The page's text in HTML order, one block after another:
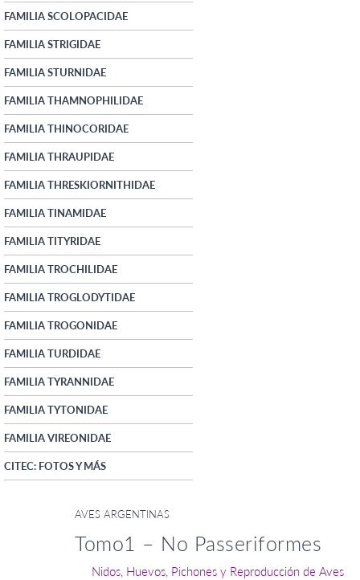
FAMILIA SCOLOPACIDAE
FAMILIA STRIGIDAE
FAMILIA STURNIDAE
FAMILIA THAMNOPHILIDAE
FAMILIA THINOCORIDAE
FAMILIA THRAUPIDAE
FAMILIA THRESKIORNITHIDAE
FAMILIA TINAMIDAE
FAMILIA TITYRIDAE
FAMILIA TROCHILIDAE
FAMILIA TROGLODYTIDAE
FAMILIA TROGONIDAE
FAMILIA TURDIDAE
FAMILIA TYRANNIDAE
FAMILIA TYTONIDAE
FAMILIA VIREONIDAE
CITEC: FOTOS Y MÁS
AVES ARGENTINAS
Tomo1 – No Passeriformes
Nidos, Huevos, Pichones y Reproducción de Aves